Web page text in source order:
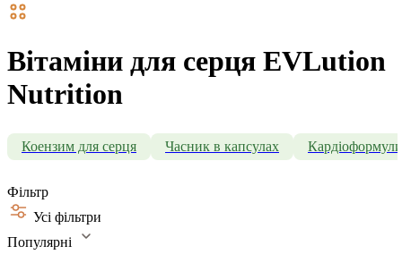
Вітаміни для серця EVLution
Nutrition
Коензим для серця Часник в капсулах Кардіоформули
Фільтр
Усі фільтри
Популярні